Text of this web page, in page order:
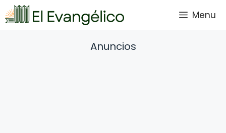
Saltar
al
Menu
Anuncios